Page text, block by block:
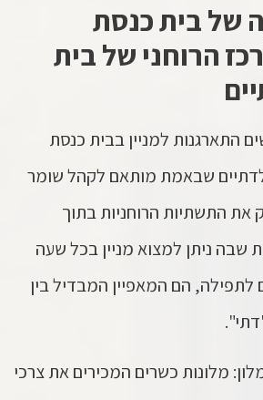
של בית כנסת
הרוחני של בית
התארגנות למניין בבית כנסת
שבאמת מותאם לקהל שומר
את התשתיות הרוחניות בתוך
שבה ניתן למצוא מניין בכל שעה
לתפילה, הם המאפיין המבדיל בין
מלונות כשרים המכירים את צרכי